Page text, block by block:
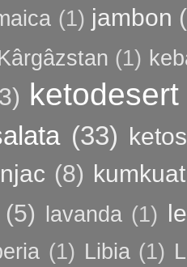
(1) jambon
(1)
ketodesert
(33)
(8) kumkuat
(5) lavanda (1)
(1) Libia (1)